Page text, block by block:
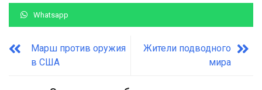
Whatsapp
Марш против оружия
в США
Жители подводного
мира